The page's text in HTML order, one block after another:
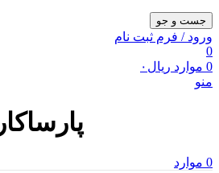
جست و جو
ورود / فرم ثبت نام
0
0 موارد ریال ۰
منو
پارساکار
0 موارد